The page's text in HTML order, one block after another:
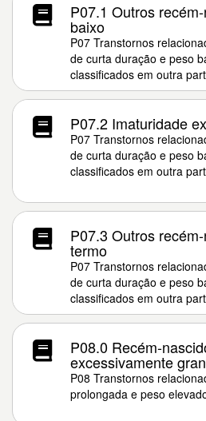
P07.1 Outros
baixo
P07 Transtornos
de curta duração e peso
classificados em outra
P07.2 Imaturidade
P07 Transtornos
de curta duração e peso
classificados em outra
P07.3 Outros
termo
P07 Transtornos
de curta duração e peso
classificados em outra
P08.0 Recém-
excessivamente
P08 Transtornos
prolongada e peso